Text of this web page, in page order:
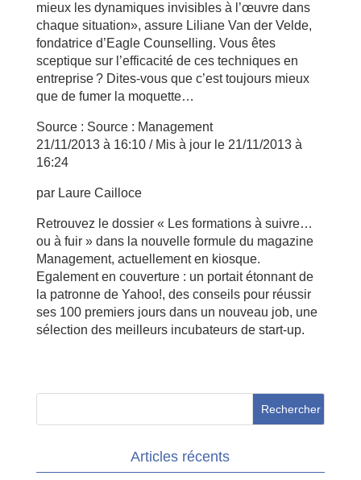
mieux les dynamiques invisibles à l’œuvre dans
chaque situation», assure Liliane Van der Velde,
fondatrice d’Eagle Counselling. Vous êtes
sceptique sur l’efficacité de ces techniques en
entreprise ? Dites-vous que c’est toujours mieux
que de fumer la moquette…
Source : Source : Management
21/11/2013 à 16:10 / Mis à jour le 21/11/2013 à
16:24
par Laure Cailloce
Retrouvez le dossier « Les formations à suivre…
ou à fuir » dans la nouvelle formule du magazine
Management, actuellement en kiosque.
Egalement en couverture : un portait étonnant de
la patronne de Yahoo!, des conseils pour réussir
ses 100 premiers jours dans un nouveau job, une
sélection des meilleurs incubateurs de start-up.
Articles récents